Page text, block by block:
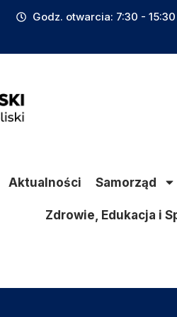
Godz. otwarcia: 7:30 - 15:30
Aktualności Samorząd
Zdrowie, Edukacja i